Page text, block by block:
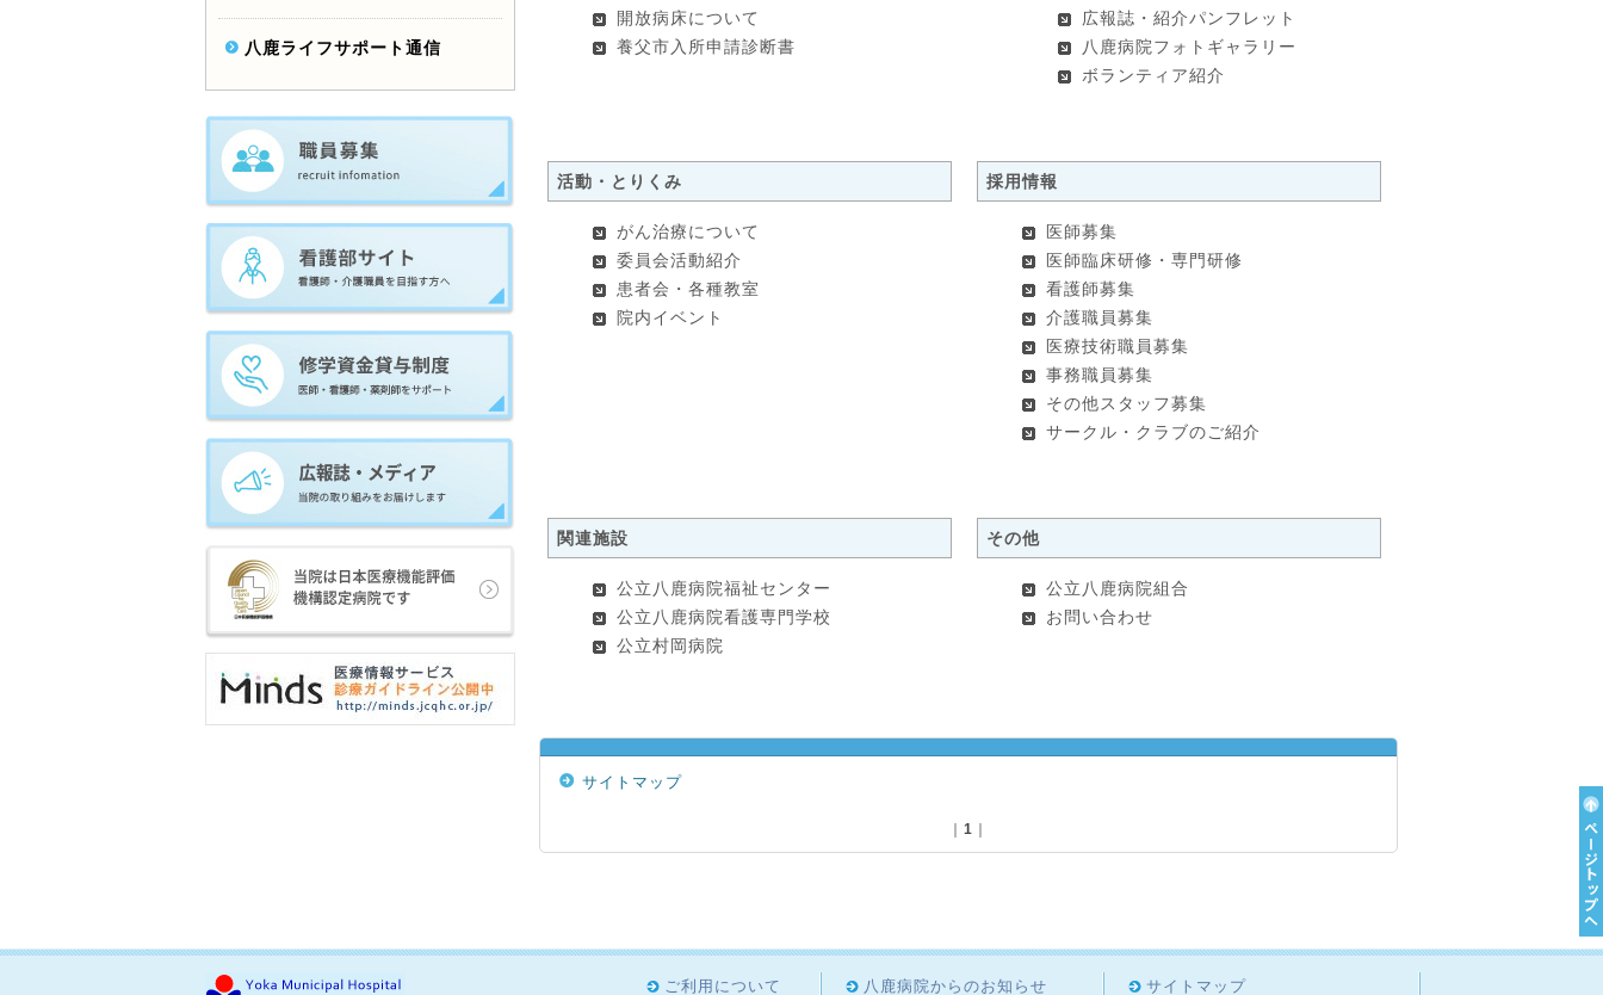
開放病床について
養父市入所申請診断書
広報誌・紹介パンフレット
八鹿病院フォトギャラリー
ボランティア紹介
活動・とりくみ
がん治療について
委員会活動紹介
患者会・各種教室
院内イベント
採用情報
医師募集
医師臨床研修・専門研修
看護師募集
介護職員募集
医療技術職員募集
事務職員募集
その他スタッフ募集
サークル・クラブのご紹介
関連施設
公立八鹿病院福祉センター
公立八鹿病院看護専門学校
公立村岡病院
その他
公立八鹿病院組合
お問い合わせ
サイトマップ
1
八鹿ライフサポート通信
ご利用について 八鹿病院からのお知らせ サイトマップ